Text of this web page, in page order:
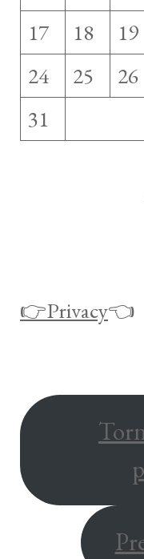
17
18 19
24
25 26
31
👉Privacy👈